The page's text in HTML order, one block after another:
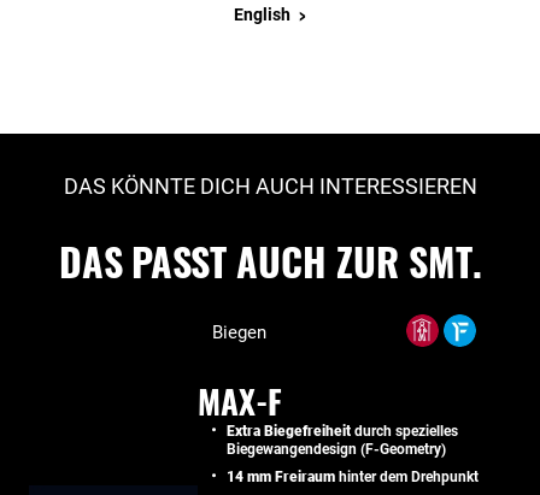
English >
DAS KÖNNTE DICH AUCH INTERESSIEREN
DAS PASST AUCH ZUR SMT.
Biegen
MAX-F
Extra Biegefreiheit durch spezielles
Biegewangendesign (F-Geometry)
14 mm Freiraum hinter dem Drehpunkt